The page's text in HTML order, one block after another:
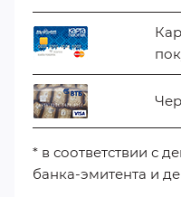
* в соответствии с
банка-эмитента и